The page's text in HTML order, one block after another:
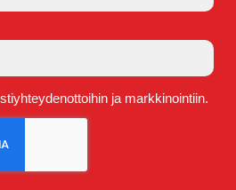
ja markkinointiin.